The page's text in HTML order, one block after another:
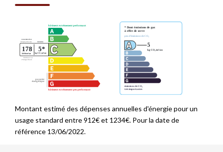
Montant estimé des dépenses annuelles d'énergie pour un
usage standard entre 912€ et 1234€. Pour la date de
référence 13/06/2022.